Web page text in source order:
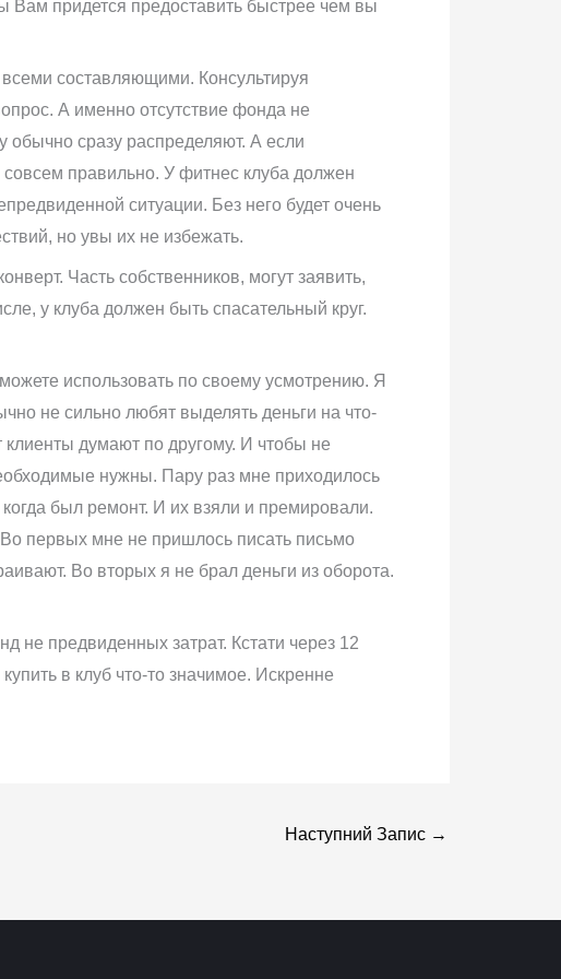
Вам придется предоставить быстрее чем вы
составляющими. Консультируя
А именно отсутствие фонда не
обычно сразу распределяют. А если
совсем правильно. У фитнес клуба должен
ситуации. Без него будет очень
но увы их не избежать.
Часть собственников, могут заявить,
у клуба должен быть спасательный круг.
использовать по своему усмотрению. Я
не сильно любят выделять деньги на что-
думают по другому. И чтобы не
нужны. Пару раз мне приходилось
был ремонт. И их взяли и премировали.
первых мне не пришлось писать письмо
Во вторых я не брал деньги из оборота.
не предвиденных затрат. Кстати через 12
в клуб что-то значимое. Искренне
Наступний Запис →